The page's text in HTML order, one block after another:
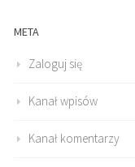
META
Zaloguj się
Kanał wpisów
Kanał komentarzy